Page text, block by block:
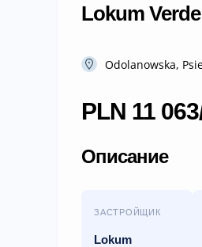
Lokum
Odolanowska,
PLN 11
Описание
ЗАСТРОЙЩИК
Lokum